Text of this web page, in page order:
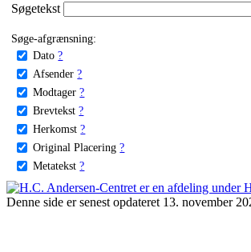
Søgetekst
Søge-afgrænsning:
Dato ?
Afsender ?
Modtager ?
Brevtekst ?
Herkomst ?
Original Placering ?
Metatekst ?
Denne side er senest opdateret 13. november